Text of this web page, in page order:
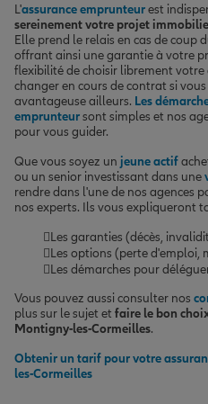
L'assurance emprunteurest
sereinement votre projet
Elle prend le relais en cas de coup
offrant ainsi une garantie à votre
flexibilité de choisir librement votre
changer en cours de contrat si
avantageuse ailleurs. Les
emprunteursont simples et nos
pour vous guider.
Que vous soyez un jeune actif
ou un senior investissant dans une
rendre dans l'une de nos agences
nos experts. Ils vous expliqueront
Les garanties (décès,
Les options (perte d'emploi,
Les démarches pour
Vous pouvez aussi consulter nos
plus sur le sujet et faire le bon
Montigny-les-Cormeilles.
Obtenir un tarif pour votre
les-Cormeilles